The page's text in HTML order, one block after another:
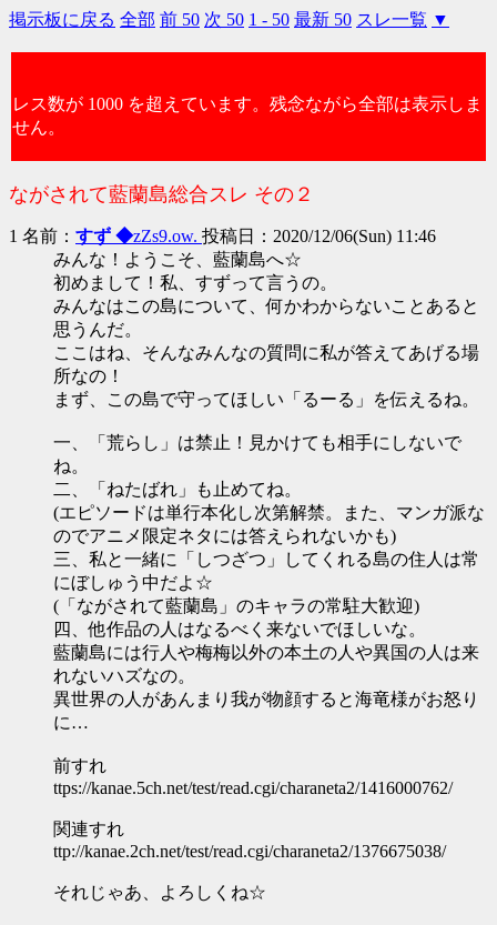
掲示板に戻る 全部 前 50 次 50 1 - 50 最新 50 スレ一覧 ▼
レス数が 1000 を超えています。残念ながら全部は表示しま
せん。
ながされて藍蘭島総合スレ その２
1 名前： すず ◆zZs9.ow. 投稿日：2020/12/06(Sun) 11:46
みんな！ようこそ、藍蘭島へ☆
初めまして！私、すずって言うの。
みんなはこの島について、何かわからないことあると
思うんだ。
ここはね、そんなみんなの質問に私が答えてあげる場
所なの！
まず、この島で守ってほしい「るーる」を伝えるね。
一、「荒らし」は禁止！見かけても相手にしないで
ね。
二、「ねたばれ」も止めてね。
(エピソードは単行本化し次第解禁。また、マンガ派な
のでアニメ限定ネタには答えられないかも)
三、私と一緒に「しつざつ」してくれる島の住人は常
にぼしゅう中だよ☆
(「ながされて藍蘭島」のキャラの常駐大歓迎)
四、他作品の人はなるべく来ないでほしいな。
藍蘭島には行人や梅梅以外の本土の人や異国の人は来
れないハズなの。
異世界の人があんまり我が物顔すると海竜様がお怒り
に…
前すれ
ttps://kanae.5ch.net/test/read.cgi/charaneta2/1416000762/
関連すれ
ttp://kanae.2ch.net/test/read.cgi/charaneta2/1376675038/
それじゃあ、よろしくね☆